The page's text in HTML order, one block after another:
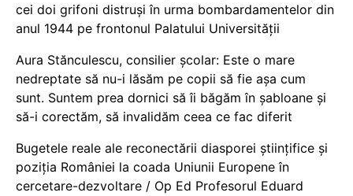
cei doi grifoni distruși în urma bombardamentelor din
anul 1944 pe frontonul Palatului Universității
Aura Stănculescu, consilier școlar: Este o mare
nedreptate să nu-i lăsăm pe copii să fie așa cum
sunt. Suntem prea dornici să îi băgăm în șabloane și
să-i corectăm, să invalidăm ceea ce fac diferit
Bugetele reale ale reconectării diasporei științifice și
poziția României la coada Uniunii Europene în
cercetare-dezvoltare / Op Ed Profesorul Eduard